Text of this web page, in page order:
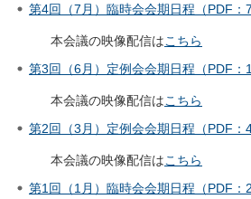
第4回（7月）臨時会会期日程（PDF：
本会議の映像配信はこちら
第3回（6月）定例会会期日程（PDF：
本会議の映像配信はこちら
第2回（3月）定例会会期日程（PDF：
本会議の映像配信はこちら
第1回（1月）臨時会会期日程（PDF：